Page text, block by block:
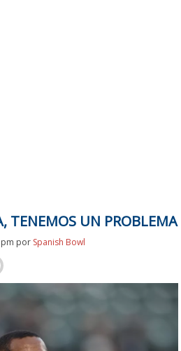
TENEMOS UN PROBLEMA
por Spanish Bowl